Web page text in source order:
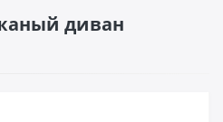
диван